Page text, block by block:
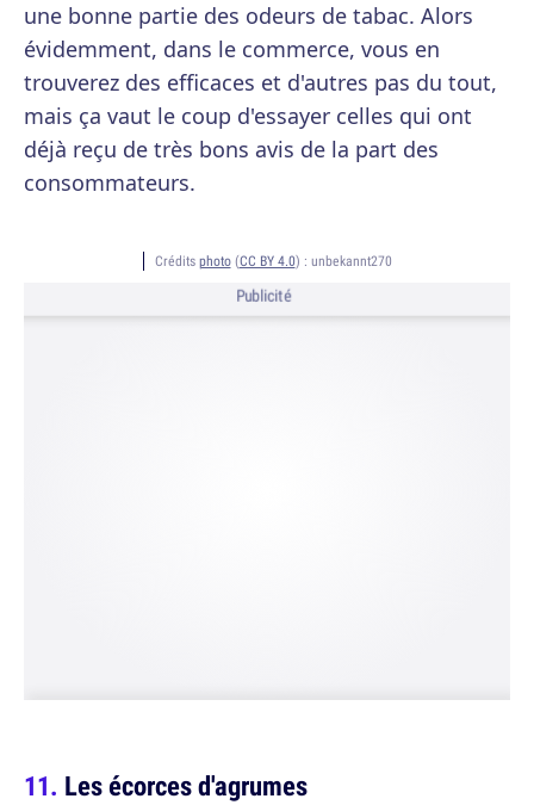
une bonne partie des odeurs de tabac. Alors
évidemment, dans le commerce, vous en
trouverez des efficaces et d'autres pas du tout,
mais ça vaut le coup d'essayer celles qui ont
déjà reçu de très bons avis de la part des
consommateurs.
Crédits photo(CC BY 4.0) : unbekannt270
Publicité
Les écorces d'agrumes